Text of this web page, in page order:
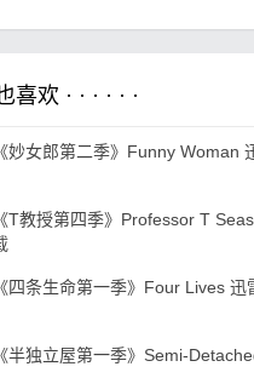
欢 · · · · · ·
《妙女郎第二季》Funny Woman
《T教授第四季》Professor T
《四条生命第一季》Four Lives 迅
《半独立屋第一季》Semi-